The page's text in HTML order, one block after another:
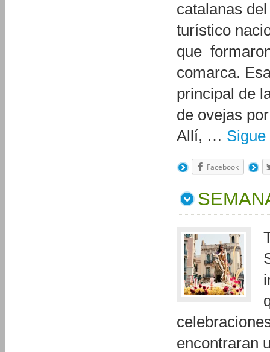
catalanas
turístico
que
comarca.
principal de
de ovejas
Allí, …
Facebook
encontraran